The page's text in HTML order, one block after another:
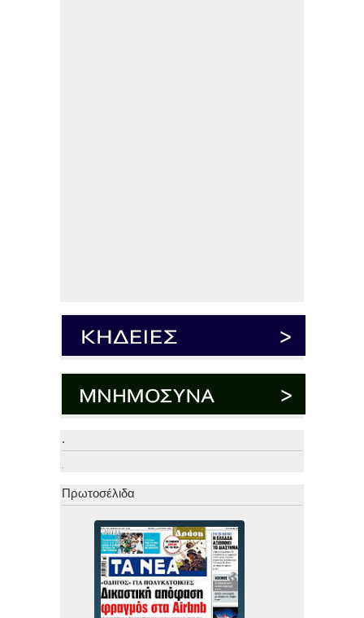
.
.
Πρωτοσέλιδα